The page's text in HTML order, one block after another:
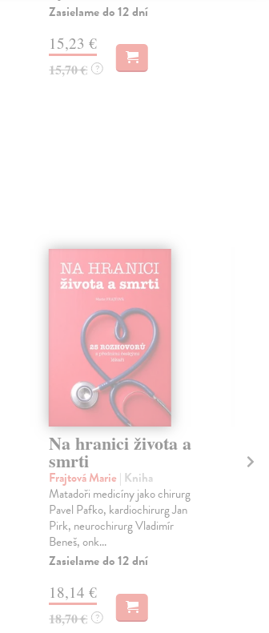
Zasielame do 12 dní
15,23 €
15,70 € ?
Na hranici života a
smrti
Frajtová Marie | Kniha
Matadoři medicíny jako chirurg
Pavel Pafko, kardiochirurg Jan
Pirk, neurochirurg Vladimír
Beneš, onk...
Zasielame do 12 dní
18,14 €
18,70 € ?